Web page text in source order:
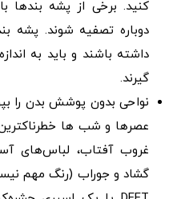
دوباره تصفیه شوند. پشه‌
داشته باشند و باید به
گیرند.
نواحی بدون پوشش بدن را
عصرها و شب ‌ها
غروب آفتاب، لباس‌های
گشاد و جوراب (رنگ مهم